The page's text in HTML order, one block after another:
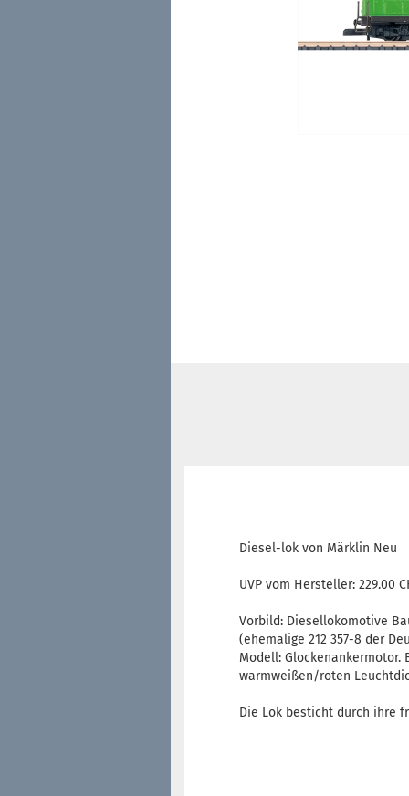
Diesel-lok von Märklin Neu
UVP vom Hersteller: 229.00
Vorbild: Diesellokomotive
(ehemalige 212 357-8 der
Modell:
warmweißen/roten
Die Lok besticht durch ihre